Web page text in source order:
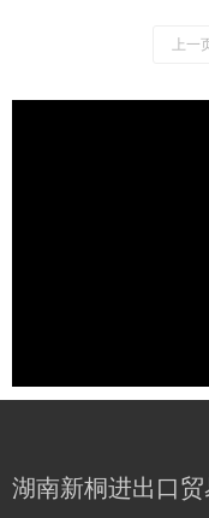
生
上一
湖南新桐进出口